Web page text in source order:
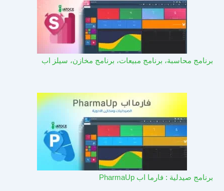
برنامج محاسبة، برنامج مبيعات، برنامج مخازن، سيلز اب
برنامج صيدلية : فارما اب PharmaUp​